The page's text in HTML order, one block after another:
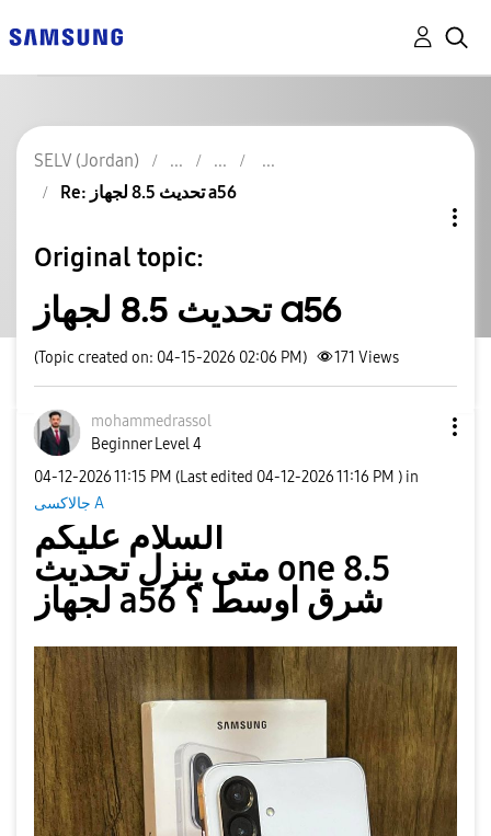
SELV (Jordan)
Re: تحديث 8.5 لجهاز a56
Original topic:
تحديث 8.5 لجهاز a56
(Topic created on: 04-15-2026 02:06 PM) 171 Views
mohammedrassol
Beginner Level 4
‎04-12-202611:15 PM (Last edited ‎04-12-202611:16 PM ) in
جالاكسى A
متى ينزل تحديث one 8.5